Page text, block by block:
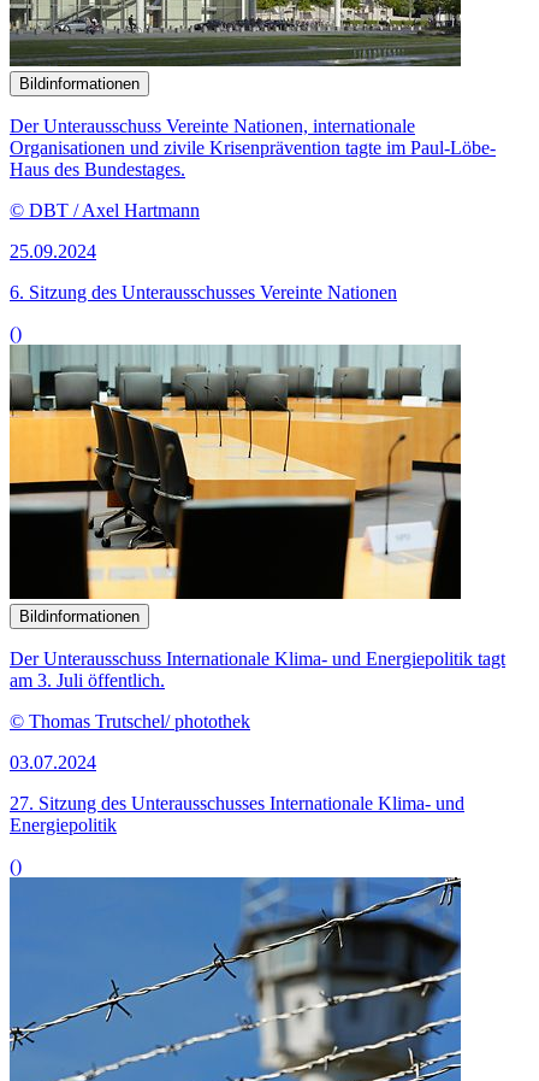
Bildinformationen
Der Unterausschuss Vereinte Nationen, internationale
Organisationen und zivile Krisenprävention tagte im Paul-Löbe-
Haus des Bundestages.
© DBT / Axel Hartmann
25.09.2024
6. Sitzung des Unterausschusses Vereinte Nationen
()
Bildinformationen
Der Unterausschuss Internationale Klima- und Energiepolitik tagt
am 3. Juli öffentlich.
© Thomas Trutschel/ photothek
03.07.2024
27. Sitzung des Unteraus­schusses Internationale Klima- und
Energiepolitik
()